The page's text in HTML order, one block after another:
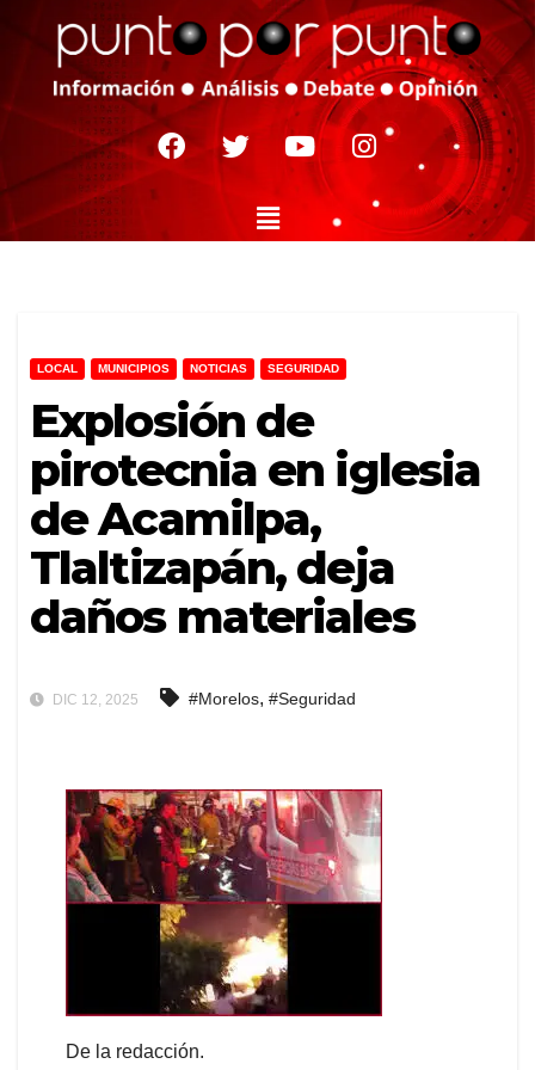
LOCAL MUNICIPIOS NOTICIAS SEGURIDAD
Explosión de
pirotecnia en iglesia
de Acamilpa,
Tlaltizapán, deja
daños materiales
DIC 12, 2025 #Morelos, #Seguridad
De la redacción.